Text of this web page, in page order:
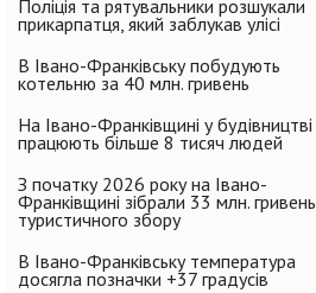
Поліція та рятувальники розшукали
прикарпатця, який заблукав улісі
В Івано-Франківську побудують
котельню за 40 млн. гривень
На Івано-Франківщині у будівництві
працюють більше 8 тисяч людей
З початку 2026 року на Івано-
Франківщині зібрали 33 млн. гривень
туристичного збору
В Івано-Франківську температура
досягла позначки +37 градусів